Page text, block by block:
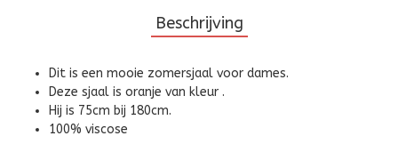
Beschrijving
Dit is een mooie zomersjaal voor dames.
Deze sjaal is oranje van kleur .
Hij is 75cm bij 180cm.
100% viscose